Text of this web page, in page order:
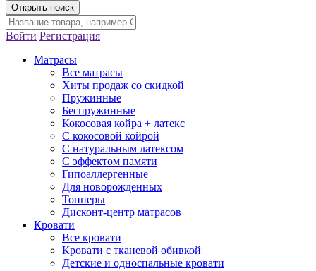
Открыть поиск
Войти Регистрация
Матрасы
Все матрасы
Хиты продаж со скидкой
Пружинные
Беспружинные
Кокосовая койра + латекс
С кокосовой койрой
С натуральным латексом
С эффектом памяти
Гипоаллергенные
Для новорожденных
Топперы
Дисконт-центр матрасов
Кровати
Все кровати
Кровати с тканевой обивкой
Детские и односпальные кровати